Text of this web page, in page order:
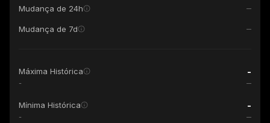
Mudança de 24h
Mudança de 7d
Máxima Histórica -
-
Mínima Histórica -
-